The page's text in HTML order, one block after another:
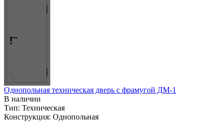
Однопольная техническая дверь c фрамугой ДМ-1
В наличии
Тип: Техническая
Конструкция: Однопольная